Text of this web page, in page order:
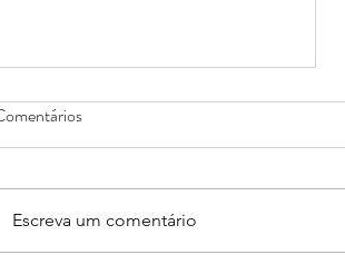
Escreva um comentário